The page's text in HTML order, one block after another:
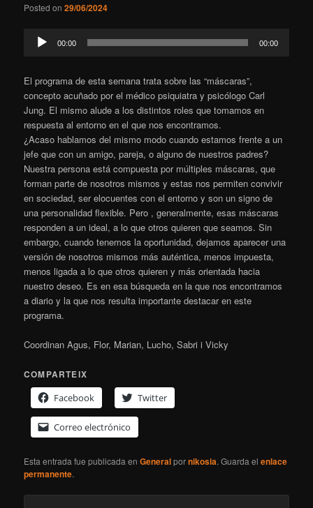
Posted on29/06/2024
Reproductor
00:00 00:00
El programa de esta semana trata sobre las “máscaras”,
concepto acuñado por el médico psiquiatra y psicólogo Carl
Jung. El mismo alude a los distintos roles que tomamos en
respuesta al entorno en el que nos encontramos.
¿Acaso hablamos del mismo modo cuando estamos frente a un
jefe que con un amigo, pareja, o alguno de nuestros padres?
Nuestra persona está compuesta por múltiples máscaras, que
forman parte de nosotros mismos y estas nos permiten convivir
en sociedad, ser elocuentes con el entorno y son un signo de
una personalidad flexible. Pero , generalmente, esas máscaras
responden a un ideal, a lo que otros quieren que seamos. Sin
embargo, cuando tenemos la oportunidad, dejamos aparecer una
versión de nosotros mismos más auténtica, menos impuesta,
menos ligada a lo que otros quieren y más orientada hacia
nuestro deseo. Es en esa búsqueda en la que nos encontramos
a diario y la que nos resulta importante destacar en este
programa.
Coordinan Agus, Flor, Marian, Lucho, Sabri i Vicky
COMPARTEIX
Facebook
Twitter
Correo electrónico
Esta entrada fue publicada enGeneralpornikosia. Guarda elenlace
permanente.